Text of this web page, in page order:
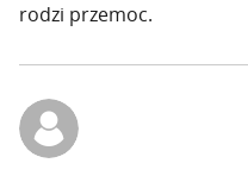
rodzi przemoc.